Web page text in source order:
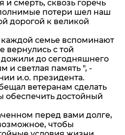
и смерть, сквозь горечь
потери шел наш
дорогой к великой
семье вспоминают
вернулись с той
до сегодняшнего
и светлая память ", -
и.о. президента.
ветеранам сделать
обеспечить достойный
перед вами долге,
чтобы